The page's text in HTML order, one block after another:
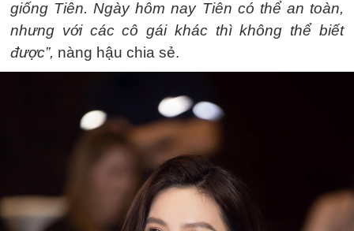
giống Tiên. Ngày hôm nay Tiên có thể an toàn,
nhưng với các cô gái khác thì không thể biết
được”, nàng hậu chia sẻ.